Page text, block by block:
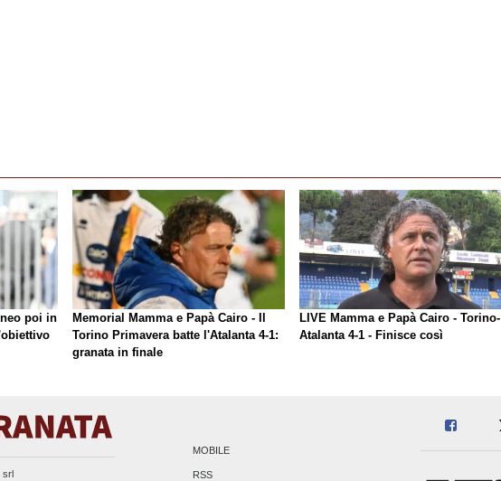
poi in
Memorial Mamma e Papà Cairo - Il
Torino Primavera batte l'Atalanta 4-1:
granata in finale
LIVE Mamma e Papà Cairo - Torino-
Atalanta 4-1 - Finisce così
srl
MOBILE
RSS